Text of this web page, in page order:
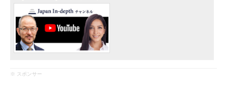
※ スポンサー